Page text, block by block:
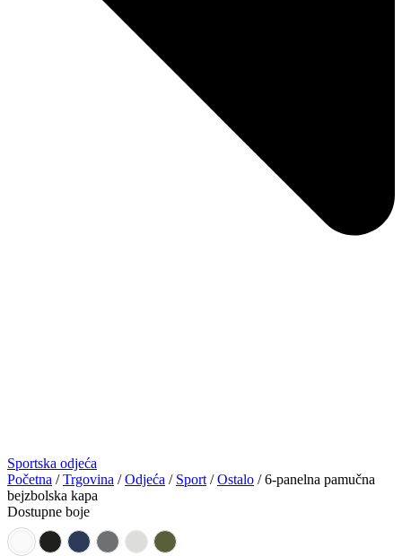
Sportska odjeća
Početna /Trgovina /Odjeća / Sport /Ostalo / 6-panelna pamučna
bejzbolska kapa
Dostupne boje